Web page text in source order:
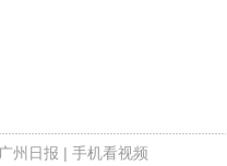
州日报 | 手机看视频